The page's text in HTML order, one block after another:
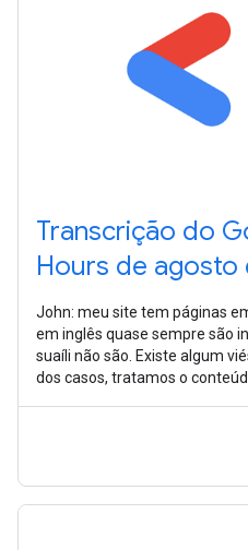
Transcrição do
Hours de agosto
John: meu site tem páginas
em inglês quase sempre são
suaíli não são. Existe algum
dos casos, tratamos o